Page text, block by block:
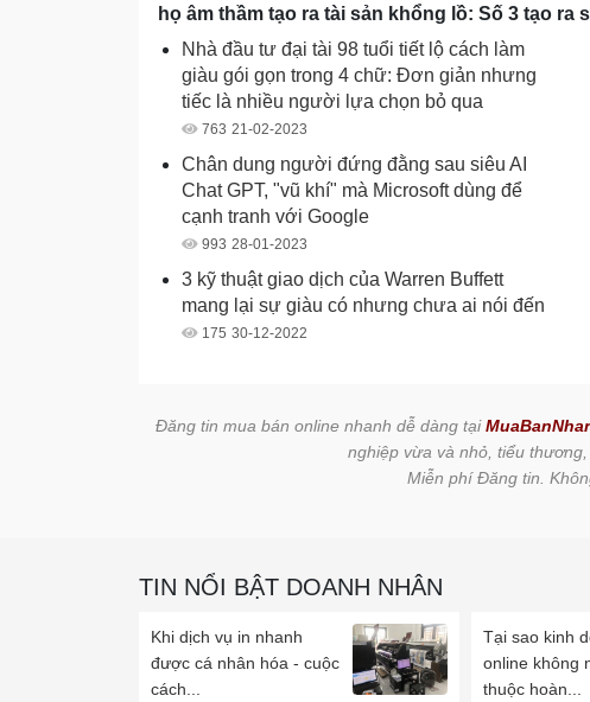
họ âm thầm tạo ra tài sản khổng lồ: Số 3 tạo
Nhà đầu tư đại tài 98 tuổi tiết lộ cách làm
giàu gói gọn trong 4 chữ: Đơn giản nhưng
tiếc là nhiều người lựa chọn bỏ qua
763 21-02-2023
Chân dung người đứng đằng sau siêu AI
Chat GPT, "vũ khí" mà Microsoft dùng để
cạnh tranh với Google
993 28-01-2023
3 kỹ thuật giao dịch của Warren Buffett
mang lại sự giàu có nhưng chưa ai nói đến
175 30-12-2022
Đăng tin mua bán online nhanh dễ dàng tại
nghiệp vừa và nhỏ, tiểu
Miễn phí Đăng tin.
TIN NỔI BẬT DOANH NHÂN
Khi dịch vụ in nhanh
được cá nhân hóa - cuộc
cách...
Tại sao kinh
online không
thuộc hoàn...